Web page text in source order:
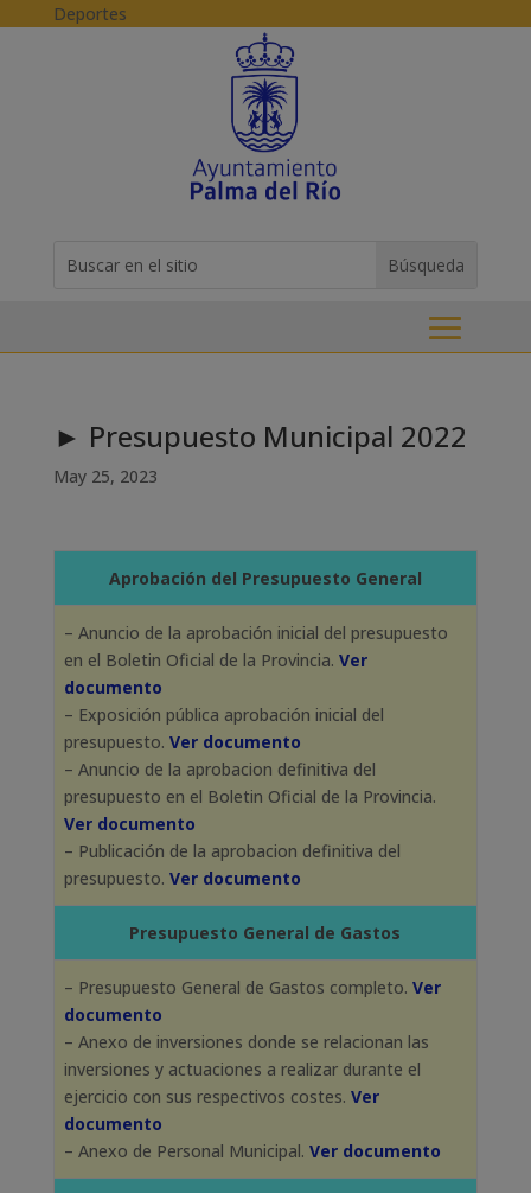
Skip to content
Deportes
for...
► Presupuesto Municipal 2022
May 25, 2023
Aprobación del Presupuesto General
– Anuncio de la aprobación inicial del presupuesto
en el Boletin Oficial de la Provincia. Ver
documento
– Exposición pública aprobación inicial del
presupuesto. Ver documento
– Anuncio de la aprobacion definitiva del
presupuesto en el Boletin Oficial de la Provincia.
Ver documento
– Publicación de la aprobacion definitiva del
presupuesto. Ver documento
Presupuesto General de Gastos
– Presupuesto General de Gastos completo. Ver
documento
– Anexo de inversiones donde se relacionan las
inversiones y actuaciones a realizar durante el
ejercicio con sus respectivos costes. Ver
documento
– Anexo de Personal Municipal. Ver documento